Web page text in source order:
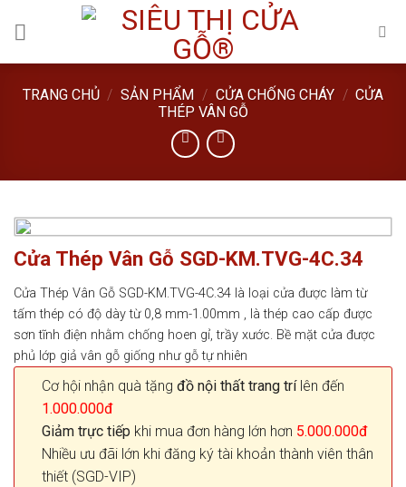
TRANG CHỦ / SẢN PHẨM / CỬA CHỐNG CHÁY / CỬA
THÉP VÂN GỖ
Cửa Thép Vân Gỗ SGD-KM.TVG-4C.34
Cửa Thép Vân Gỗ SGD-KM.TVG-4C.34 là loại cửa được làm từ
tấm thép có độ dày từ 0,8 mm-1.00mm , là thép cao cấp được
sơn tĩnh điện nhằm chống hoen gỉ, trầy xước. Bề mặt cửa được
phủ lớp giả vân gỗ giống như gỗ tự nhiên
Cơ hội nhận quà tặng đồ nội thất trang trílên đến
1.000.000đ
Giảm trực tiếp khi mua đơn hàng lớn hơn 5.000.000đ
Nhiều ưu đãi lớn khi đăng ký tài khoản thành viên thân
thiết (SGD-VIP)